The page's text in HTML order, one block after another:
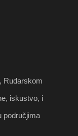
Rudarskom
iskustvo, i
područjima